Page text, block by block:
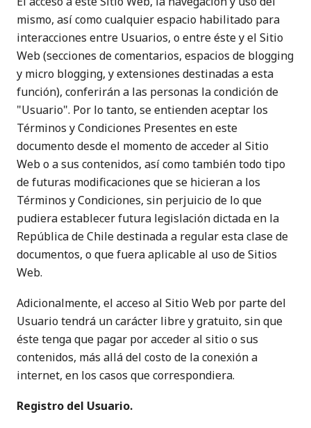
mismo, así como cualquier espacio habilitado para
interacciones entre Usuarios, o entre éste y el Sitio
Web (secciones de comentarios, espacios de blogging
y micro blogging, y extensiones destinadas a esta
función), conferirán a las personas la condición de
"Usuario". Por lo tanto, se entienden aceptar los
Términos y Condiciones Presentes en este
documento desde el momento de acceder al Sitio
Web o a sus contenidos, así como también todo tipo
de futuras modificaciones que se hicieran a los
Términos y Condiciones, sin perjuicio de lo que
pudiera establecer futura legislación dictada en la
República de Chile destinada a regular esta clase de
documentos, o que fuera aplicable al uso de Sitios
Web.
Adicionalmente, el acceso al Sitio Web por parte del
Usuario tendrá un carácter libre y gratuito, sin que
éste tenga que pagar por acceder al sitio o sus
contenidos, más allá del costo de la conexión a
internet, en los casos que correspondiera.
Registro del Usuario.